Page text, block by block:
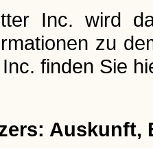
Inc. wird
zu
finden Sie